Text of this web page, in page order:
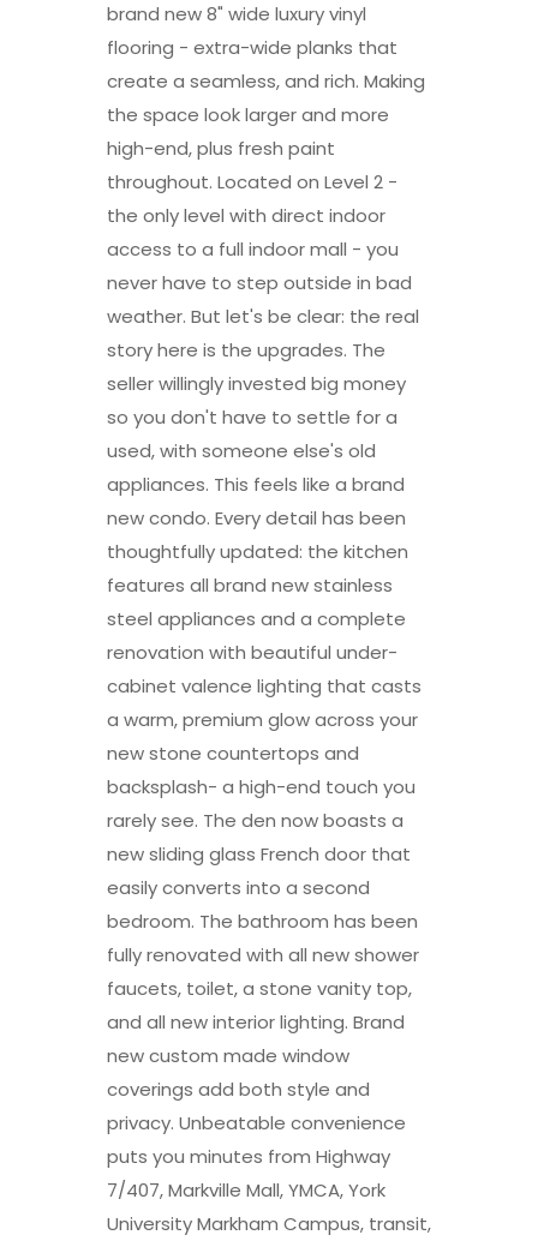
brand new 8" wide luxury vinyl
flooring - extra-wide planks that
create a seamless, and rich. Making
the space look larger and more
high-end, plus fresh paint
throughout. Located on Level 2 -
the only level with direct indoor
access to a full indoor mall - you
never have to step outside in bad
weather. But let's be clear: the real
story here is the upgrades. The
seller willingly invested big money
so you don't have to settle for a
used, with someone else's old
appliances. This feels like a brand
new condo. Every detail has been
thoughtfully updated: the kitchen
features all brand new stainless
steel appliances and a complete
renovation with beautiful under-
cabinet valence lighting that casts
a warm, premium glow across your
new stone countertops and
backsplash- a high-end touch you
rarely see. The den now boasts a
new sliding glass French door that
easily converts into a second
bedroom. The bathroom has been
fully renovated with all new shower
faucets, toilet, a stone vanity top,
and all new interior lighting. Brand
new custom made window
coverings add both style and
privacy. Unbeatable convenience
puts you minutes from Highway
7/407, Markville Mall, YMCA, York
University Markham Campus, transit,